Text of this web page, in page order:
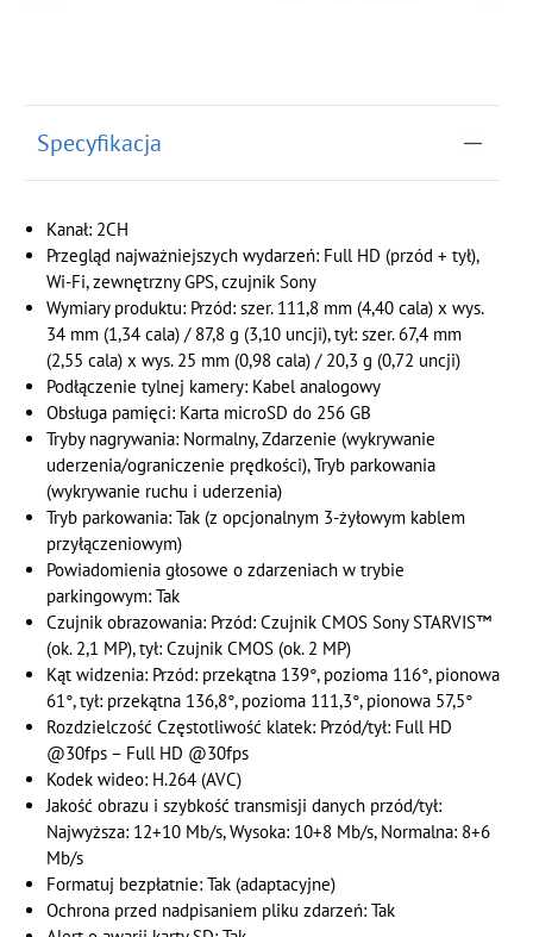
Specyfikacja
Kanał: 2CH
Przegląd najważniejszych wydarzeń: Full HD (przód + tył),
Wi-Fi, zewnętrzny GPS, czujnik Sony
Wymiary produktu: Przód: szer. 111,8 mm (4,40 cala) x wys.
34 mm (1,34 cala) / 87,8 g (3,10 uncji), tył: szer. 67,4 mm
(2,55 cala) x wys. 25 mm (0,98 cala) / 20,3 g (0,72 uncji)
Podłączenie tylnej kamery: Kabel analogowy
Obsługa pamięci: Karta microSD do 256 GB
Tryby nagrywania: Normalny, Zdarzenie (wykrywanie
uderzenia/ograniczenie prędkości), Tryb parkowania
(wykrywanie ruchu i uderzenia)
Tryb parkowania: Tak (z opcjonalnym 3-żyłowym kablem
przyłączeniowym)
Powiadomienia głosowe o zdarzeniach w trybie
parkingowym: Tak
Czujnik obrazowania: Przód: Czujnik CMOS Sony STARVIS™
(ok. 2,1 MP), tył: Czujnik CMOS (ok. 2 MP)
Kąt widzenia: Przód: przekątna 139°, pozioma 116°, pionowa
61°, tył: przekątna 136,8°, pozioma 111,3°, pionowa 57,5°
Rozdzielczość Częstotliwość klatek: Przód/tył: Full HD
@30fps – Full HD @30fps
Kodek wideo: H.264 (AVC)
Jakość obrazu i szybkość transmisji danych przód/tył:
Najwyższa: 12+10 Mb/s, Wysoka: 10+8 Mb/s, Normalna: 8+6
Mb/s
Formatuj bezpłatnie: Tak (adaptacyjne)
Ochrona przed nadpisaniem pliku zdarzeń: Tak